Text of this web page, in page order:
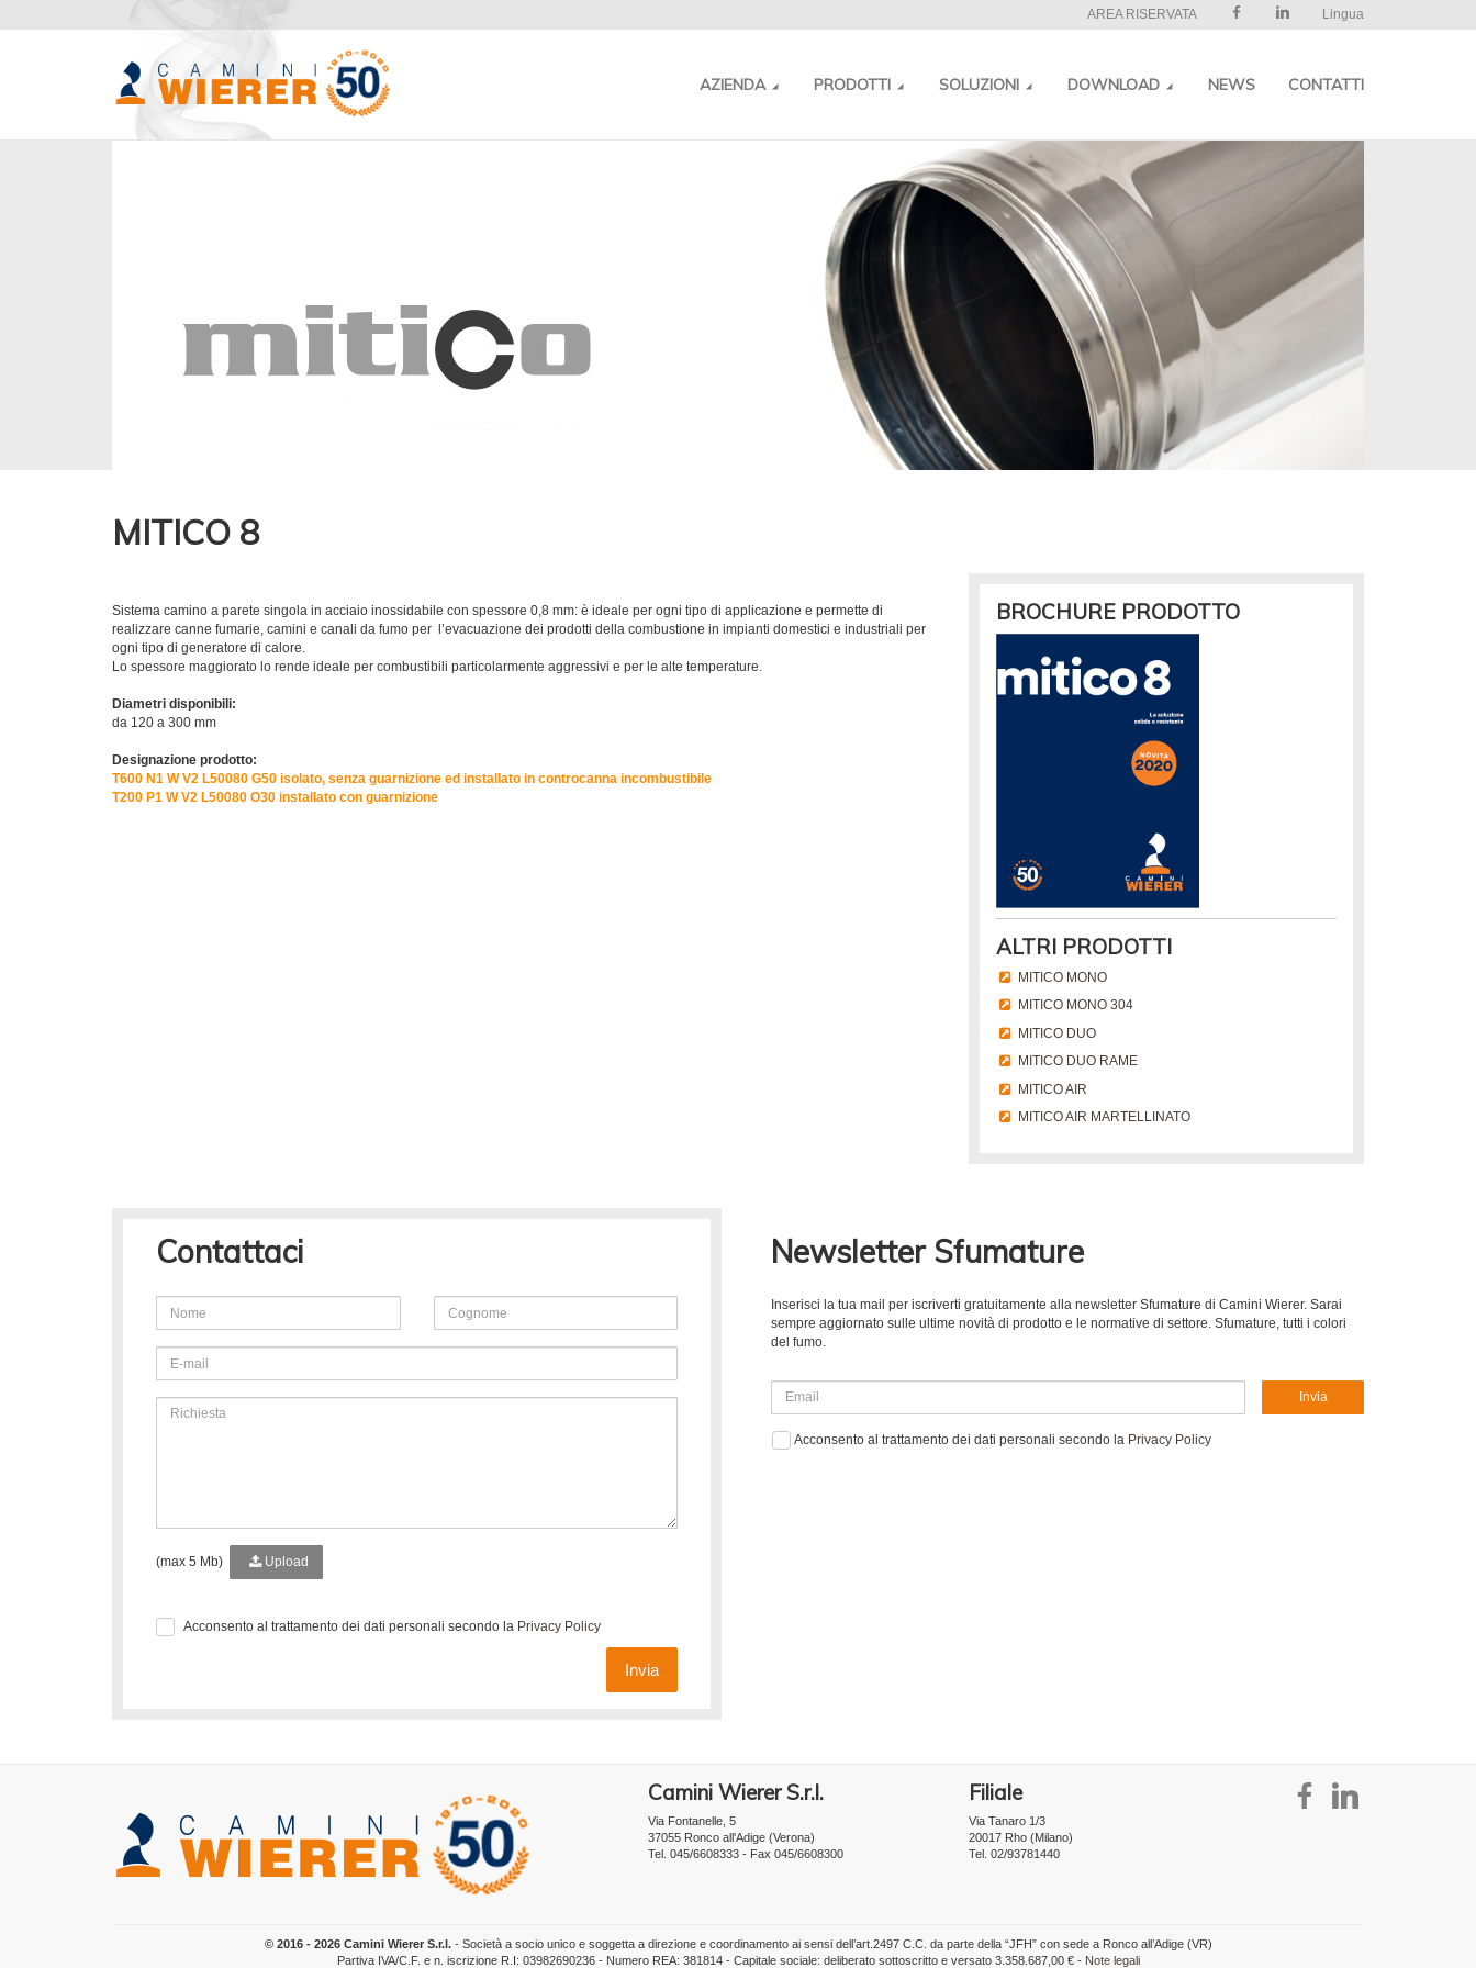
AREA RISERVATA Lingua
AZIENDA PRODOTTI SOLUZIONI DOWNLOAD NEWS CONTATTI
MITICO 8
Sistema camino a parete singola in acciaio inossidabile con spessore 0,8 mm: è ideale per ogni tipo di applicazione e permette di
realizzare canne fumarie, camini e canali da fumo per l’evacuazione dei prodotti della combustione in impianti domestici e industriali per
ogni tipo di generatore di calore.
Lo spessore maggiorato lo rende ideale per combustibili particolarmente aggressivi e per le alte temperature.
Diametri disponibili:
da 120 a 300 mm
Designazione prodotto:
T600 N1 W V2 L50080 G50 isolato, senza guarnizione ed installato in controcanna incombustibile
T200 P1 W V2 L50080 O30 installato con guarnizione
BROCHURE PRODOTTO
ALTRI PRODOTTI
MITICO MONO
MITICO MONO 304
MITICO DUO
MITICO DUO RAME
MITICO AIR
MITICO AIR MARTELLINATO
Contattaci
(max 5 Mb) Upload
Acconsento al trattamento dei dati personali secondo la Privacy Policy
Invia
Newsletter Sfumature
Inserisci la tua mail per iscriverti gratuitamente alla newsletter Sfumature di Camini Wierer. Sarai
sempre aggiornato sulle ultime novità di prodotto e le normative di settore. Sfumature, tutti i colori
del fumo.
Invia
Acconsento al trattamento dei dati personali secondo la Privacy Policy
Camini Wierer S.r.l.
Via Fontanelle, 5
37055 Ronco all'Adige (Verona)
Tel. 045/6608333 - Fax 045/6608300
Filiale
Via Tanaro 1/3
20017 Rho (Milano)
Tel. 02/93781440
© 2016 - 2026 Camini Wierer S.r.l.- Società a socio unico e soggetta a direzione e coordinamento ai sensi dell’art.2497 C.C. da parte della “JFH” con sede a Ronco all’Adige (VR)
Partiva IVA/C.F. e n. iscrizione R.I: 03982690236 - Numero REA: 381814 - Capitale sociale: deliberato sottoscritto e versato 3.358.687,00 € - Note legali